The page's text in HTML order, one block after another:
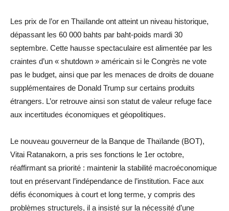
Les prix de l’or en Thaïlande ont atteint un niveau historique,
dépassant les 60 000 bahts par baht‑poids mardi 30
septembre. Cette hausse spectaculaire est alimentée par les
craintes d’un « shutdown » américain si le Congrès ne vote
pas le budget, ainsi que par les menaces de droits de douane
supplémentaires de Donald Trump sur certains produits
étrangers. L’or retrouve ainsi son statut de valeur refuge face
aux incertitudes économiques et géopolitiques.
Le nouveau gouverneur de la Banque de Thaïlande (BOT),
Vitai Ratanakorn, a pris ses fonctions le 1er octobre,
réaffirmant sa priorité : maintenir la stabilité macroéconomique
tout en préservant l’indépendance de l’institution. Face aux
défis économiques à court et long terme, y compris des
problèmes structurels, il a insisté sur la nécessité d’une